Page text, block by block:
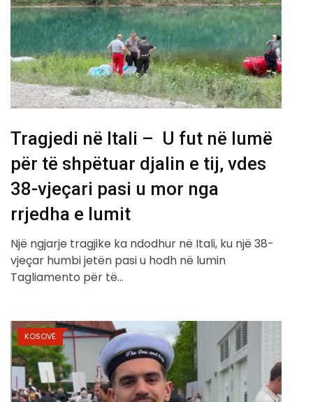
Tragjedi në Itali – U fut në lumë
për të shpëtuar djalin e tij, vdes
38-vjeçari pasi u mor nga
rrjedha e lumit
Një ngjarje tragjike ka ndodhur në Itali, ku një 38-
vjeçar humbi jetën pasi u hodh në lumin
Tagliamento për të…
KOSOVË